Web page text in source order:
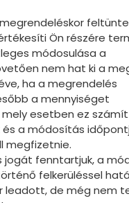
megrendeléskor
Ön részére
módosulása a
nem hat ki a
ha a megrendelés
a mennyiséget
esetben ez számít
és a módosítás
megfizetnie.
jogát fenntartjuk, a
felkerüléssel
leadott, de még nem